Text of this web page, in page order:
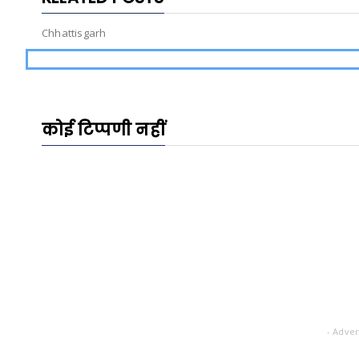
Chhattisgarh
कोई टिप्पणी नहीं
-